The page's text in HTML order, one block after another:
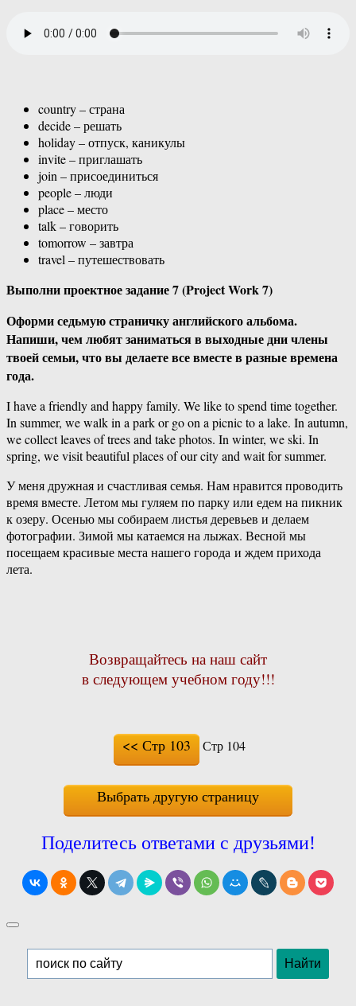
country – страна
decide – решать
holiday – отпуск, каникулы
invite – приглашать
join – присоединиться
people – люди
place – место
talk – говорить
tomorrow – завтра
travel – путешествовать
Выполни проектное задание 7 (Project Work 7)
Оформи седьмую страничку английского альбома.
Напиши, чем любят заниматься в выходные дни члены
твоей семьи, что вы делаете все вместе в разные времена
года.
I have a friendly and happy family. We like to spend time together.
In summer, we walk in a park or go on a picnic to a lake. In autumn,
we collect leaves of trees and take photos. In winter, we ski. In
spring, we visit beautiful places of our city and wait for summer.
У меня дружная и счастливая семья. Нам нравится проводить
время вместе. Летом мы гуляем по парку или едем на пикник
к озеру. Осенью мы собираем листья деревьев и делаем
фотографии. Зимой мы катаемся на лыжах. Весной мы
посещаем красивые места нашего города и ждем прихода
лета.
Возвращайтесь на наш сайт
в следующем учебном году!!!
<< Стр 103 Стр 104
Выбрать другую страницу
Поделитесь ответами с друзьями!